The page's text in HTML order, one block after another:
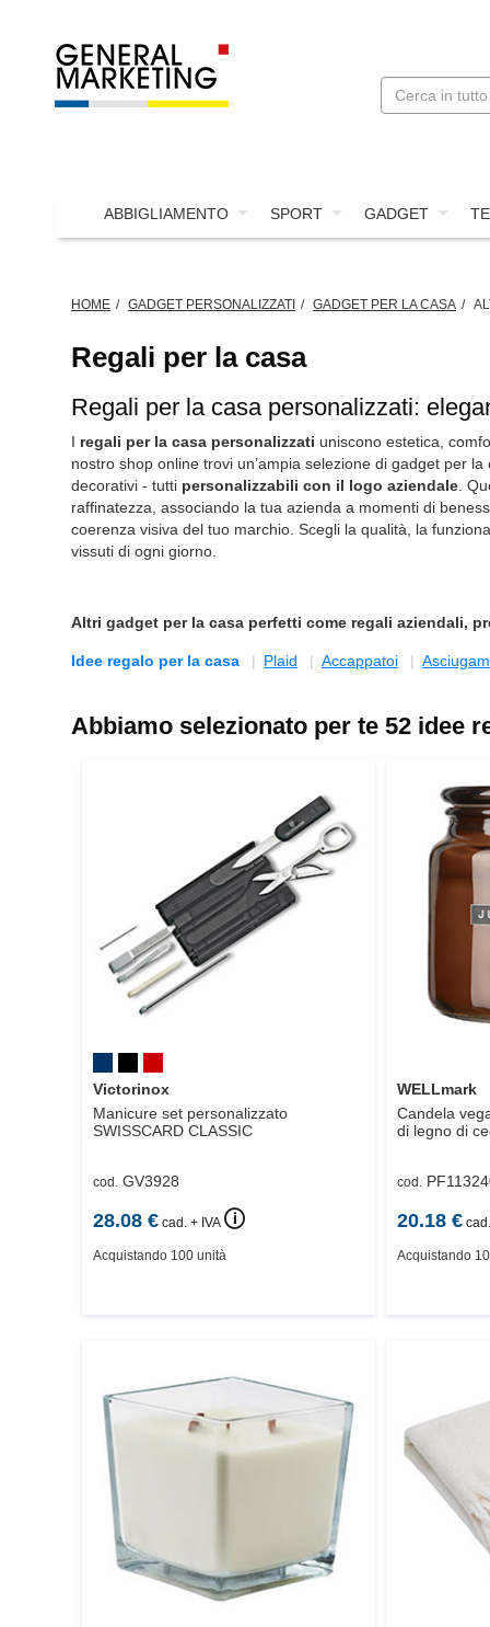
ABBIGLIAMENTO SPORT GADGET
HOME GADGET PERSONALIZZATI GADGET PER LA CASA
Regali per la casa
Regali per la casa personalizzati:
I regali per la casa personalizzati uniscono estetica,
nostro shop online trovi un’ampia selezione di gadget per
decorativi - tutti personalizzabili con il logo aziendale .
raffinatezza, associando la tua azienda a momenti di
coerenza visiva del tuo marchio. Scegli la qualità, la
vissuti di ogni giorno.
Altri gadget per la casa perfetti come regali aziendali,
Idee regalo per la casa Plaid Accappatoi
Abbiamo selezionato per te 52 idee
Victorinox
Manicure set personalizzato
SWISSCARD CLASSIC
cod. GV3928
28.08 € cad. + IVA 🛈
Acquistando 100 unità
WELLmark
Candela
di legno di
cod.
20.18€
Acquistando